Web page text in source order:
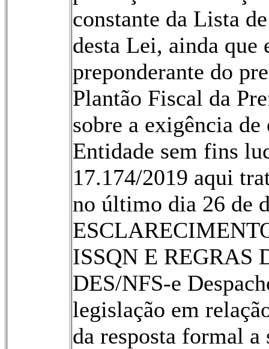
constante da Lista
desta Lei, ainda que
preponderante do
Plantão Fiscal da
sobre a exigência
Entidade sem fins
17.174/2019 aqui
no último dia 26 de
ISSQN E REGRAS
DES/NFS-e
legislação em
da resposta formal a